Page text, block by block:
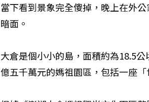
當下看到景象完全傻掉，晚上在外
暗面。
大倉是個小小的島，面積約為18.5
億五千萬元的媽祖園區，包括一座